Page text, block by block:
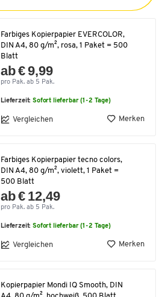
Farbiges Kopierpapier EVERCOLOR,
DIN A4, 80 g/m², rosa, 1 Paket = 500
Blatt
ab € 9,99
pro Pak. ab 5 Pak.
Lieferzeit:Sofort lieferbar (1-2 Tage)
Vergleichen Merken
Farbiges Kopierpapier tecno colors,
DIN A4, 80 g/m², violett, 1 Paket =
500 Blatt
ab € 12,49
pro Pak. ab 5 Pak.
Lieferzeit:Sofort lieferbar (1-2 Tage)
Vergleichen Merken
Kopierpapier Mondi IQ Smooth, DIN